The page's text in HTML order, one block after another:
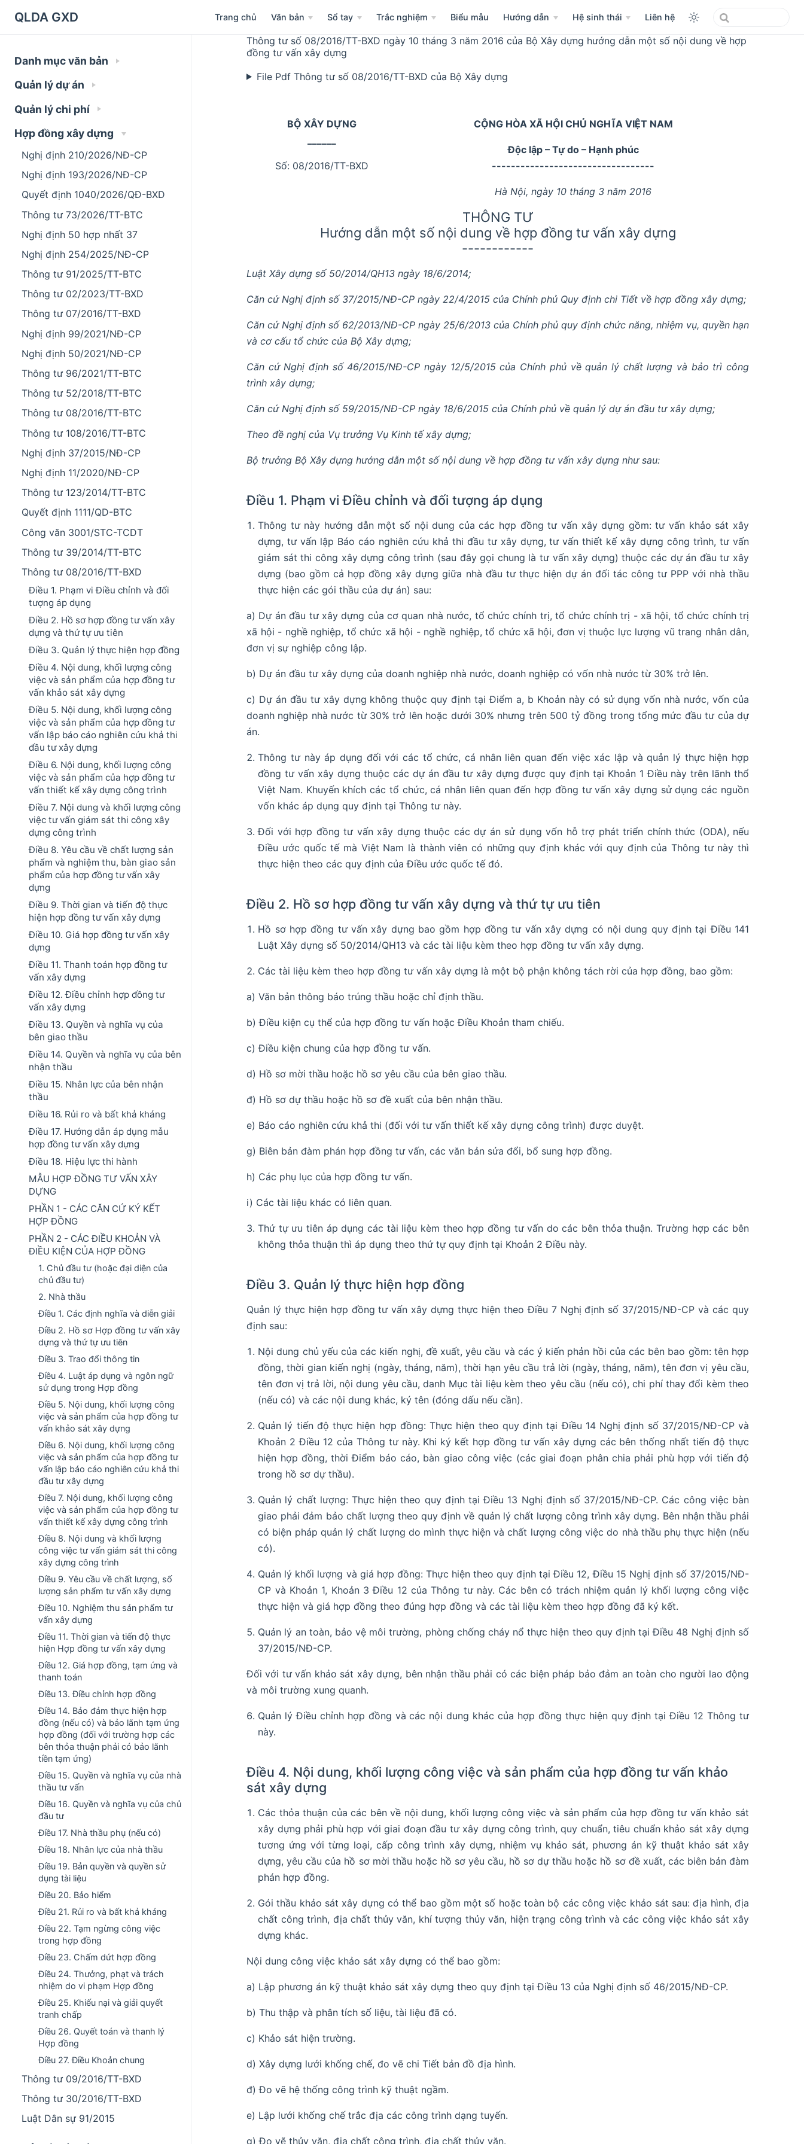
QLDA GXD Trang chủ Văn bản Sổ tay Trắc nghiệm Biểu mẫu Hướng dẫn Hệ sinh thái Liên hệ
Danh mục văn bản
Quản lý dự án
Quản lý chi phí
Hợp đồng xây dựng
Nghị định 210/2026/NĐ-CP
Nghị định 193/2026/NĐ-CP
Quyết định 1040/2026/QĐ-BXD
Thông tư 73/2026/TT-BTC
Nghị định 50 hợp nhất 37
Nghị định 254/2025/NĐ-CP
Thông tư 91/2025/TT-BTC
Thông tư 02/2023/TT-BXD
Thông tư 07/2016/TT-BXD
Nghị định 99/2021/NĐ-CP
Nghị định 50/2021/NĐ-CP
Thông tư 96/2021/TT-BTC
Thông tư 52/2018/TT-BTC
Thông tư 08/2016/TT-BTC
Thông tư 108/2016/TT-BTC
Nghị định 37/2015/NĐ-CP
Nghị định 11/2020/NĐ-CP
Thông tư 123/2014/TT-BTC
Quyết định 1111/QD-BTC
Công văn 3001/STC-TCDT
Thông tư 39/2014/TT-BTC
Thông tư 08/2016/TT-BXD
Điều 1. Phạm vi Điều chỉnh và đối
tượng áp dụng
Điều 2. Hồ sơ hợp đồng tư vấn xây
dựng và thứ tự ưu tiên
Điều 3. Quản lý thực hiện hợp đồng
Điều 4. Nội dung, khối lượng công
việc và sản phẩm của hợp đồng tư
vấn khảo sát xây dựng
Điều 5. Nội dung, khối lượng công
việc và sản phẩm của hợp đồng tư
vấn lập báo cáo nghiên cứu khả thi
đầu tư xây dựng
Điều 6. Nội dung, khối lượng công
việc và sản phẩm của hợp đồng tư
vấn thiết kế xây dựng công trình
Điều 7. Nội dung và khối lượng công
việc tư vấn giám sát thi công xây
dựng công trình
Điều 8. Yêu cầu về chất lượng sản
phẩm và nghiệm thu, bàn giao sản
phẩm của hợp đồng tư vấn xây
dựng
Điều 9. Thời gian và tiến độ thực
hiện hợp đồng tư vấn xây dựng
Điều 10. Giá hợp đồng tư vấn xây
dựng
Điều 11. Thanh toán hợp đồng tư
vấn xây dựng
Điều 12. Điều chỉnh hợp đồng tư
vấn xây dựng
Điều 13. Quyền và nghĩa vụ của
bên giao thầu
Điều 14. Quyền và nghĩa vụ của bên
nhận thầu
Điều 15. Nhân lực của bên nhận
thầu
Điều 16. Rủi ro và bất khả kháng
Điều 17. Hướng dẫn áp dụng mẫu
hợp đồng tư vấn xây dựng
Điều 18. Hiệu lực thi hành
MẪU HỢP ĐỒNG TƯ VẤN XÂY
DỰNG
PHẦN 1 - CÁC CĂN CỨ KÝ KẾT
HỢP ĐỒNG
PHẦN 2 - CÁC ĐIỀU KHOẢN VÀ
ĐIỀU KIỆN CỦA HỢP ĐỒNG
1. Chủ đầu tư (hoặc đại diện của
chủ đầu tư)
2. Nhà thầu
Điều 1. Các định nghĩa và diễn giải
Điều 2. Hồ sơ Hợp đồng tư vấn xây
dựng và thứ tự ưu tiên
Điều 3. Trao đổi thông tin
Điều 4. Luật áp dụng và ngôn ngữ
sử dụng trong Hợp đồng
Điều 5. Nội dung, khối lượng công
việc và sản phẩm của hợp đồng tư
vấn khảo sát xây dựng
Điều 6. Nội dung, khối lượng công
việc và sản phẩm của hợp đồng tư
vấn lập báo cáo nghiên cứu khả thi
đầu tư xây dựng
Điều 7. Nội dung, khối lượng công
việc và sản phẩm của hợp đồng tư
vấn thiết kế xây dựng công trình
Điều 8. Nội dung và khối lượng
công việc tư vấn giám sát thi công
xây dựng công trình
Điều 9. Yêu cầu về chất lượng, số
lượng sản phẩm tư vấn xây dựng
Điều 10. Nghiệm thu sản phẩm tư
vấn xây dựng
Điều 11. Thời gian và tiến độ thực
hiện Hợp đồng tư vấn xây dựng
Điều 12. Giá hợp đồng, tạm ứng và
thanh toán
Điều 13. Điều chỉnh hợp đồng
Điều 14. Bảo đảm thực hiện hợp
đồng (nếu có) và bảo lãnh tạm ứng
hợp đồng (đối với trường hợp các
bên thỏa thuận phải có bảo lãnh
tiền tạm ứng)
Điều 15. Quyền và nghĩa vụ của nhà
thầu tư vấn
Điều 16. Quyền và nghĩa vụ của chủ
đầu tư
Điều 17. Nhà thầu phụ (nếu có)
Điều 18. Nhân lực của nhà thầu
Điều 19. Bản quyền và quyền sử
dụng tài liệu
Điều 20. Bảo hiểm
Điều 21. Rủi ro và bất khả kháng
Điều 22. Tạm ngừng công việc
trong hợp đồng
Điều 23. Chấm dứt hợp đồng
Điều 24. Thưởng, phạt và trách
nhiệm do vi phạm Hợp đồng
Điều 25. Khiếu nại và giải quyết
tranh chấp
Điều 26. Quyết toán và thanh lý
Hợp đồng
Điều 27. Điều Khoản chung
Thông tư 09/2016/TT-BXD
Thông tư 30/2016/TT-BXD
Luật Dân sự 91/2015
Thông tư số 08/2016/TT-BXD ngày 10 tháng 3 năm 2016 của Bộ Xây dựng hướng dẫn một số nội dung về hợp
đồng tư vấn xây dựng
File Pdf Thông tư số 08/2016/TT-BXD của Bộ Xây dựng
BỘ XÂY DỰNG
Số: 08/2016/TT-BXD
CỘNG HÒA XÃ HỘI CHỦ NGHĨA VIỆT NAM
Độc lập – Tự do – Hạnh phúc
----------------------------------
Hà Nội, ngày 10 tháng 3 năm 2016
THÔNG TƯ
Hướng dẫn một số nội dung về hợp đồng tư vấn xây dựng
------------
Luật Xây dựng số 50/2014/QH13 ngày 18/6/2014;
Căn cứ Nghị định số 37/2015/NĐ-CP ngày 22/4/2015 của Chính phủ Quy định chi Tiết về hợp đồng xây dựng;
Căn cứ Nghị định số 62/2013/NĐ-CP ngày 25/6/2013 của Chính phủ quy định chức năng, nhiệm vụ, quyền hạn
và cơ cấu tổ chức của Bộ Xây dựng;
Căn cứ Nghị định số 46/2015/NĐ-CP ngày 12/5/2015 của Chính phủ về quản lý chất lượng và bảo trì công
trình xây dựng;
Căn cứ Nghị định số 59/2015/NĐ-CP ngày 18/6/2015 của Chính phủ về quản lý dự án đầu tư xây dựng;
Theo đề nghị của Vụ trưởng Vụ Kinh tế xây dựng;
Bộ trưởng Bộ Xây dựng hướng dẫn một số nội dung về hợp đồng tư vấn xây dựng như sau:
Điều 1. Phạm vi Điều chỉnh và đối tượng áp dụng
Thông tư này hướng dẫn một số nội dung của các hợp đồng tư vấn xây dựng gồm: tư vấn khảo sát xây
dựng, tư vấn lập Báo cáo nghiên cứu khả thi đầu tư xây dựng, tư vấn thiết kế xây dựng công trình, tư vấn
giám sát thi công xây dựng công trình (sau đây gọi chung là tư vấn xây dựng) thuộc các dự án đầu tư xây
dựng (bao gồm cả hợp đồng xây dựng giữa nhà đầu tư thực hiện dự án đối tác công tư PPP với nhà thầu
thực hiện các gói thầu của dự án) sau:
a) Dự án đầu tư xây dựng của cơ quan nhà nước, tổ chức chính trị, tổ chức chính trị - xã hội, tổ chức chính trị
xã hội - nghề nghiệp, tổ chức xã hội - nghề nghiệp, tổ chức xã hội, đơn vị thuộc lực lượng vũ trang nhân dân,
đơn vị sự nghiệp công lập.
b) Dự án đầu tư xây dựng của doanh nghiệp nhà nước, doanh nghiệp có vốn nhà nước từ 30% trở lên.
c) Dự án đầu tư xây dựng không thuộc quy định tại Điểm a, b Khoản này có sử dụng vốn nhà nước, vốn của
doanh nghiệp nhà nước từ 30% trở lên hoặc dưới 30% nhưng trên 500 tỷ đồng trong tổng mức đầu tư của dự
án.
Thông tư này áp dụng đối với các tổ chức, cá nhân liên quan đến việc xác lập và quản lý thực hiện hợp
đồng tư vấn xây dựng thuộc các dự án đầu tư xây dựng được quy định tại Khoản 1 Điều này trên lãnh thổ
Việt Nam. Khuyến khích các tổ chức, cá nhân liên quan đến hợp đồng tư vấn xây dựng sử dụng các nguồn
vốn khác áp dụng quy định tại Thông tư này.
Đối với hợp đồng tư vấn xây dựng thuộc các dự án sử dụng vốn hỗ trợ phát triển chính thức (ODA), nếu
Điều ước quốc tế mà Việt Nam là thành viên có những quy định khác với quy định của Thông tư này thì
thực hiện theo các quy định của Điều ước quốc tế đó.
Điều 2. Hồ sơ hợp đồng tư vấn xây dựng và thứ tự ưu tiên
Hồ sơ hợp đồng tư vấn xây dựng bao gồm hợp đồng tư vấn xây dựng có nội dung quy định tại Điều 141
Luật Xây dựng số 50/2014/QH13 và các tài liệu kèm theo hợp đồng tư vấn xây dựng.
Các tài liệu kèm theo hợp đồng tư vấn xây dựng là một bộ phận không tách rời của hợp đồng, bao gồm:
a) Văn bản thông báo trúng thầu hoặc chỉ định thầu.
b) Điều kiện cụ thể của hợp đồng tư vấn hoặc Điều Khoản tham chiếu.
c) Điều kiện chung của hợp đồng tư vấn.
d) Hồ sơ mời thầu hoặc hồ sơ yêu cầu của bên giao thầu.
đ) Hồ sơ dự thầu hoặc hồ sơ đề xuất của bên nhận thầu.
e) Báo cáo nghiên cứu khả thi (đối với tư vấn thiết kế xây dựng công trình) được duyệt.
g) Biên bản đàm phán hợp đồng tư vấn, các văn bản sửa đổi, bổ sung hợp đồng.
h) Các phụ lục của hợp đồng tư vấn.
i) Các tài liệu khác có liên quan.
Thứ tự ưu tiên áp dụng các tài liệu kèm theo hợp đồng tư vấn do các bên thỏa thuận. Trường hợp các bên
không thỏa thuận thì áp dụng theo thứ tự quy định tại Khoản 2 Điều này.
Điều 3. Quản lý thực hiện hợp đồng
Quản lý thực hiện hợp đồng tư vấn xây dựng thực hiện theo Điều 7 Nghị định số 37/2015/NĐ-CP và các quy
định sau:
Nội dung chủ yếu của các kiến nghị, đề xuất, yêu cầu và các ý kiến phản hồi của các bên bao gồm: tên hợp
đồng, thời gian kiến nghị (ngày, tháng, năm), thời hạn yêu cầu trả lời (ngày, tháng, năm), tên đơn vị yêu cầu,
tên đơn vị trả lời, nội dung yêu cầu, danh Mục tài liệu kèm theo yêu cầu (nếu có), chi phí thay đổi kèm theo
(nếu có) và các nội dung khác, ký tên (đóng dấu nếu cần).
Quản lý tiến độ thực hiện hợp đồng: Thực hiện theo quy định tại Điều 14 Nghị định số 37/2015/NĐ-CP và
Khoản 2 Điều 12 của Thông tư này. Khi ký kết hợp đồng tư vấn xây dựng các bên thống nhất tiến độ thực
hiện hợp đồng, thời Điểm báo cáo, bàn giao công việc (các giai đoạn phân chia phải phù hợp với tiến độ
trong hồ sơ dự thầu).
Quản lý chất lượng: Thực hiện theo quy định tại Điều 13 Nghị định số 37/2015/NĐ-CP. Các công việc bàn
giao phải đảm bảo chất lượng theo quy định về quản lý chất lượng công trình xây dựng. Bên nhận thầu phải
có biện pháp quản lý chất lượng do mình thực hiện và chất lượng công việc do nhà thầu phụ thực hiện (nếu
có).
Quản lý khối lượng và giá hợp đồng: Thực hiện theo quy định tại Điều 12, Điều 15 Nghị định số 37/2015/NĐ-
CP và Khoản 1, Khoản 3 Điều 12 của Thông tư này. Các bên có trách nhiệm quản lý khối lượng công việc
thực hiện và giá hợp đồng theo đúng hợp đồng và các tài liệu kèm theo hợp đồng đã ký kết.
Quản lý an toàn, bảo vệ môi trường, phòng chống cháy nổ thực hiện theo quy định tại Điều 48 Nghị định số
37/2015/NĐ-CP.
Đối với tư vấn khảo sát xây dựng, bên nhận thầu phải có các biện pháp bảo đảm an toàn cho người lao động
và môi trường xung quanh.
Quản lý Điều chỉnh hợp đồng và các nội dung khác của hợp đồng thực hiện quy định tại Điều 12 Thông tư
này.
Điều 4. Nội dung, khối lượng công việc và sản phẩm của hợp đồng tư vấn khảo
sát xây dựng
Các thỏa thuận của các bên về nội dung, khối lượng công việc và sản phẩm của hợp đồng tư vấn khảo sát
xây dựng phải phù hợp với giai đoạn đầu tư xây dựng công trình, quy chuẩn, tiêu chuẩn khảo sát xây dựng
tương ứng với từng loại, cấp công trình xây dựng, nhiệm vụ khảo sát, phương án kỹ thuật khảo sát xây
dựng, yêu cầu của hồ sơ mời thầu hoặc hồ sơ yêu cầu, hồ sơ dự thầu hoặc hồ sơ đề xuất, các biên bản đàm
phán hợp đồng.
Gói thầu khảo sát xây dựng có thể bao gồm một số hoặc toàn bộ các công việc khảo sát sau: địa hình, địa
chất công trình, địa chất thủy văn, khí tượng thủy văn, hiện trạng công trình và các công việc khảo sát xây
dựng khác.
Nội dung công việc khảo sát xây dựng có thể bao gồm:
a) Lập phương án kỹ thuật khảo sát xây dựng theo quy định tại Điều 13 của Nghị định số 46/2015/NĐ-CP.
b) Thu thập và phân tích số liệu, tài liệu đã có.
c) Khảo sát hiện trường.
d) Xây dựng lưới khống chế, đo vẽ chi Tiết bản đồ địa hình.
đ) Đo vẽ hệ thống công trình kỹ thuật ngầm.
e) Lập lưới khống chế trắc địa các công trình dạng tuyến.
g) Đo vẽ thủy văn, địa chất công trình, địa chất thủy văn.